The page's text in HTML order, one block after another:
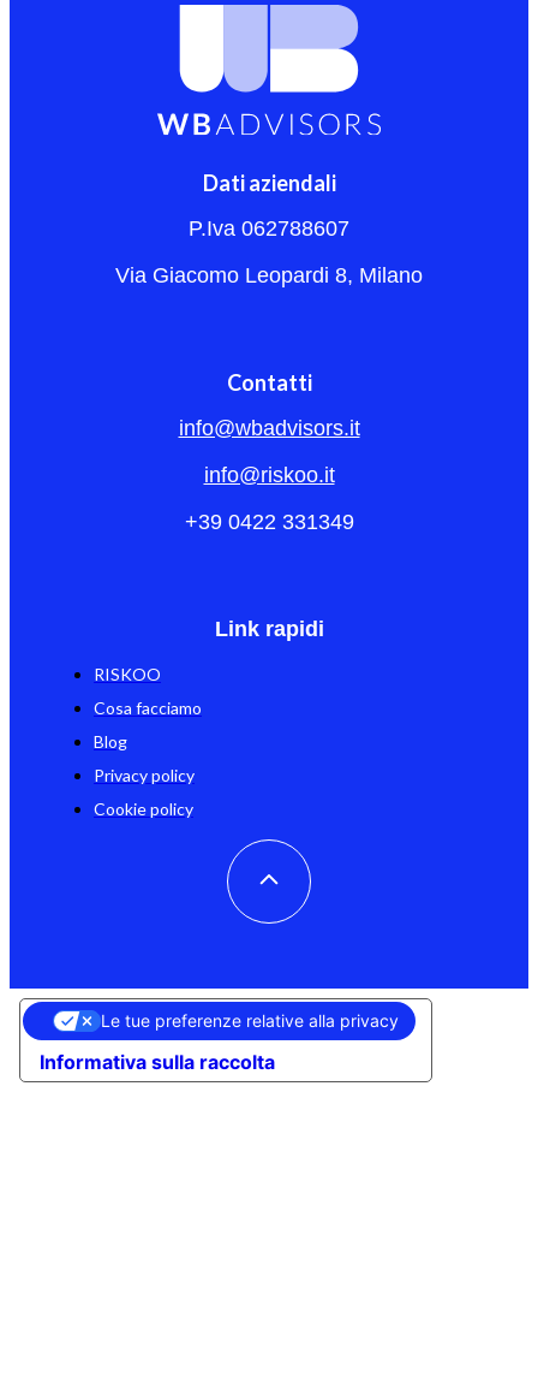
Dati aziendali
P.Iva 062788607
Via Giacomo Leopardi 8, Milano
Contatti
info@wbadvisors.it
info@riskoo.it
+39 0422 331349
Link rapidi
RISKOO
Cosa facciamo
Blog
Privacy policy
Cookie policy
Informativa sulla raccolta
Le tue preferenze relative alla privacy